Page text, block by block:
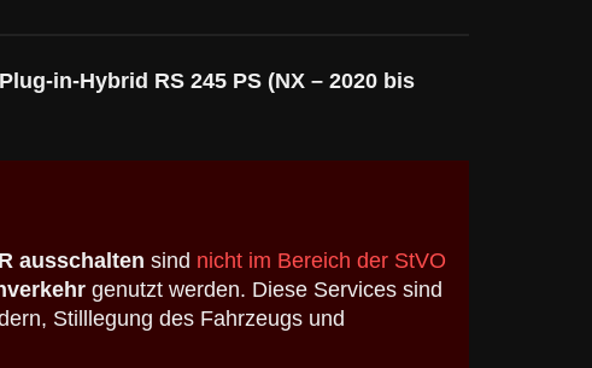
in-Hybrid RS 245 PS (NX – 2020 bis
ausschalten sind nicht im Bereich der StVO
genutzt werden. Diese Services sind
Stilllegung des Fahrzeugs und